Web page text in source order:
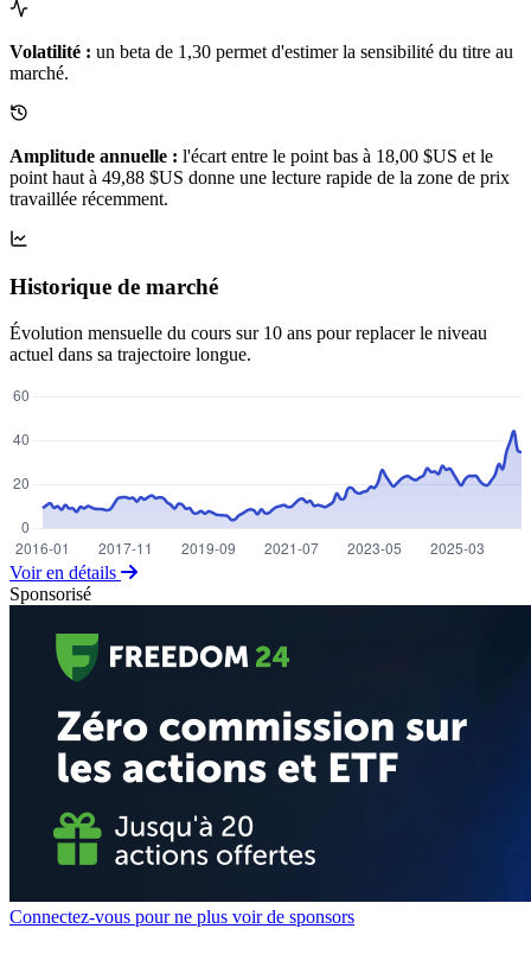
Volatilité : un beta de 1,30 permet d'estimer la sensibilité du titre au
marché.
Amplitude annuelle : l'écart entre le point bas à 18,00 $US et le
point haut à 49,88 $US donne une lecture rapide de la zone de prix
travaillée récemment.
Historique de marché
Évolution mensuelle du cours sur 10 ans pour replacer le niveau
actuel dans sa trajectoire longue.
Voir en détails
Sponsorisé
Connectez-vous pour ne plus voir de sponsors